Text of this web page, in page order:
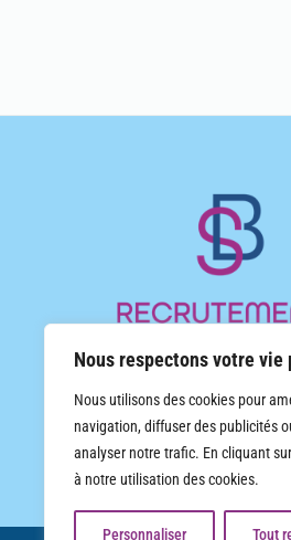
Nous respectons votre vie
Nous utilisons des cookies pour
navigation, diffuser des publicités
analyser notre trafic. En cliquant
à notre utilisation des cookies.
Personnaliser Tout
en Rhône-Alpes, spécialisé
travail temporaire, tout
et CDD, travail temporaire.